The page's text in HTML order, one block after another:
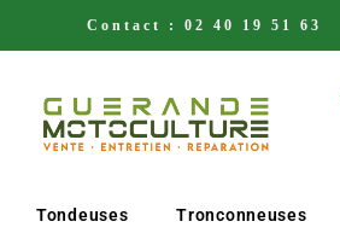
Contact : 02 40 19 51 63
Tondeuses Tronconneuses